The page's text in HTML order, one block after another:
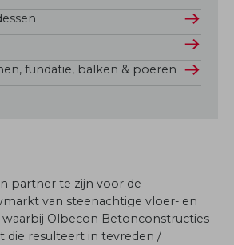
fundatie, balken & poeren
partner te zijn voor de
van steenachtige vloer- en
Olbecon Betonconstructies
die resulteert in tevreden /